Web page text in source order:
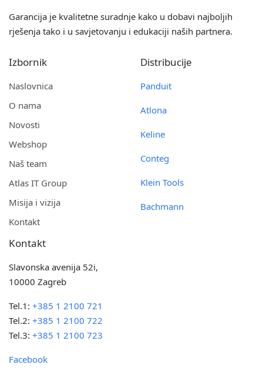
Garancija je kvalitetne suradnje kako u dobavi najboljih
rješenja tako i u savjetovanju i edukaciji naših partnera.
Izbornik
Naslovnica
O nama
Novosti
Webshop
Naš team
Atlas IT Group
Misija i vizija
Kontakt
Distribucije
Panduit
Atlona
Keline
Conteg
Klein Tools
Bachmann
Kontakt
Slavonska avenija 52i,
10000 Zagreb
Tel.1:+385 1 2100 721
Tel.2:+385 1 2100 722
Tel.3:+385 1 2100 723
Facebook